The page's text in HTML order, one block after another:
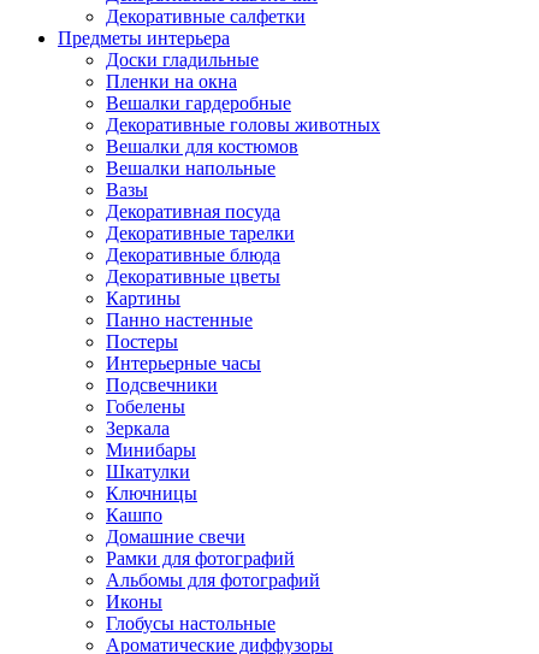
Декоративные салфетки
Предметы интерьера
Доски гладильные
Пленки на окна
Вешалки гардеробные
Декоративные головы животных
Вешалки для костюмов
Вешалки напольные
Вазы
Декоративная посуда
Декоративные тарелки
Декоративные блюда
Декоративные цветы
Картины
Панно настенные
Постеры
Интерьерные часы
Подсвечники
Гобелены
Зеркала
Минибары
Шкатулки
Ключницы
Кашпо
Домашние свечи
Рамки для фотографий
Альбомы для фотографий
Иконы
Глобусы настольные
Ароматические диффузоры